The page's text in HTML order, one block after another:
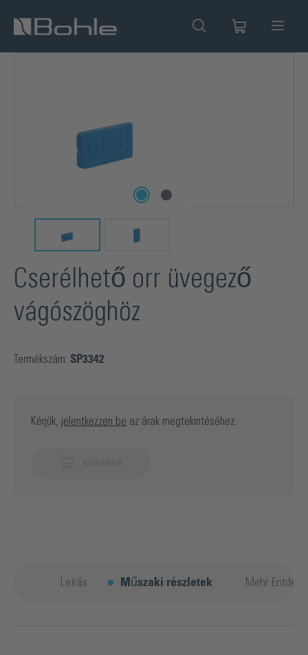
Cserélhető orr üvegező
vágószöghöz
Termékszám: SP3342
Kérjük, jelentkezzen be az árak megtekintéséhez.
Leírás Műszaki részletek Mehr